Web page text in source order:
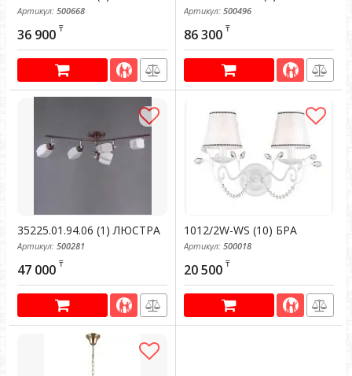
Артикул: 500668
36 900 ₸
Артикул: 500496
86 300 ₸
35225.01.94.06 (1) ЛЮСТРА
Артикул: 500281
47 000 ₸
1012/2W-WS (10) БРА
Артикул: 500018
20 500 ₸